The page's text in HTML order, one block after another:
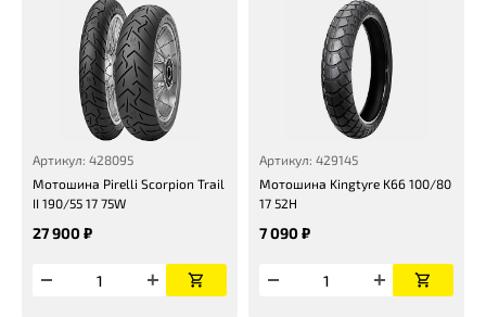
Артикул: 428095
Мотошина Pirelli Scorpion Trail
II 190/55 17 75W
27 900 ₽
Артикул: 429145
Мотошина Kingtyre K66 100/80
17 52H
7 090 ₽